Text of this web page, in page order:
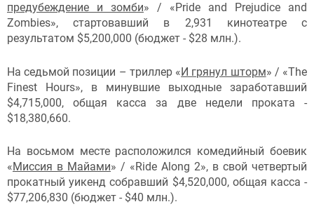
предубеждение и зомби» / «Pride and Prejudice and
Zombies», стартовавший в 2,931 кинотеатре с
результатом $5,200,000 (бюджет - $28 млн.).
На седьмой позиции – триллер «И грянул шторм» / «The
Finest Hours», в минувшие выходные заработавший
$4,715,000, общая касса за две недели проката -
$18,380,660.
На восьмом месте расположился комедийный боевик
«Миссия в Майами» / «Ride Along 2», в свой четвертый
прокатный уикенд собравший $4,520,000, общая касса -
$77,206,830 (бюджет - $40 млн.).